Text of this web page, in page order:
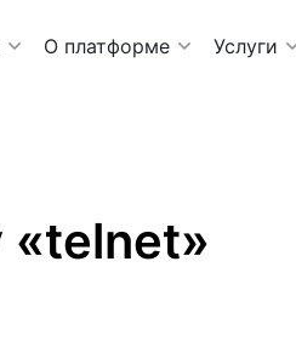
О платформе Услуги
«telnet»